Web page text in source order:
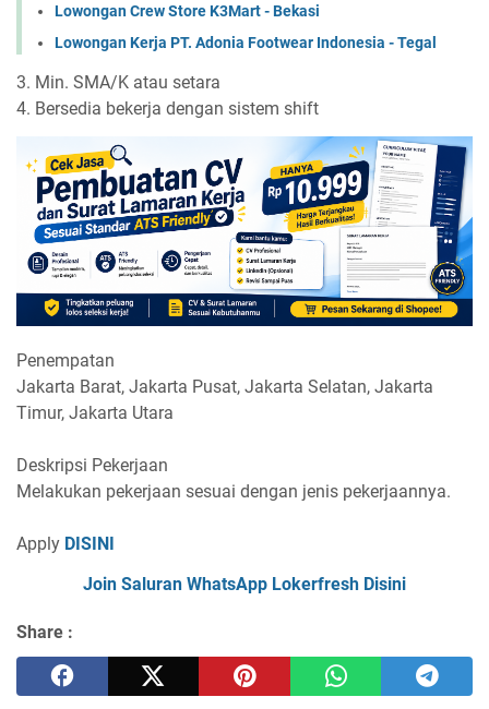
Lowongan Crew Store K3Mart - Bekasi
Lowongan Kerja PT. Adonia Footwear Indonesia - Tegal
3. Min. SMA/K atau setara
4. Bersedia bekerja dengan sistem shift
Penempatan
Jakarta Barat, Jakarta Pusat, Jakarta Selatan, Jakarta
Timur, Jakarta Utara
Deskripsi Pekerjaan
Melakukan pekerjaan sesuai dengan jenis pekerjaannya.
Apply DISINI
Join Saluran WhatsApp Lokerfresh Disini
Share :